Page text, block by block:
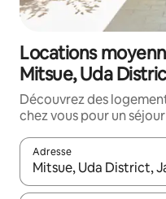
Locations
Mitsue, Uda
Découvrez des
chez vous pour un
Adresse
Lorsque les résultats